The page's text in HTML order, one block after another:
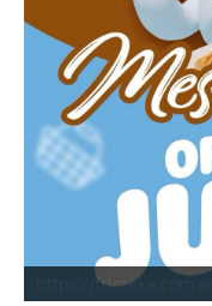
https://frioteka.com.ar/